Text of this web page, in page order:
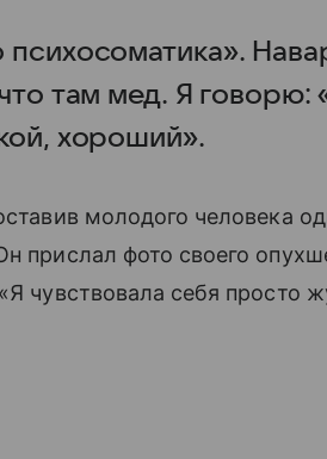
там мед. Я говорю:
хороший».
молодого человека
прислал фото своего
чувствовала себя просто